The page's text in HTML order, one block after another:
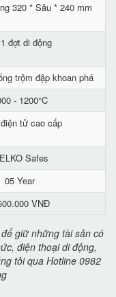
320 * Sâu * 240 mm
đợt di động
trộm đập khoan phá
- 1200°C
tử cao cấp
Safes
05 Year
VNĐ
giữ những tài sản có
điện thoại di động,
tôi qua Hotline 0982